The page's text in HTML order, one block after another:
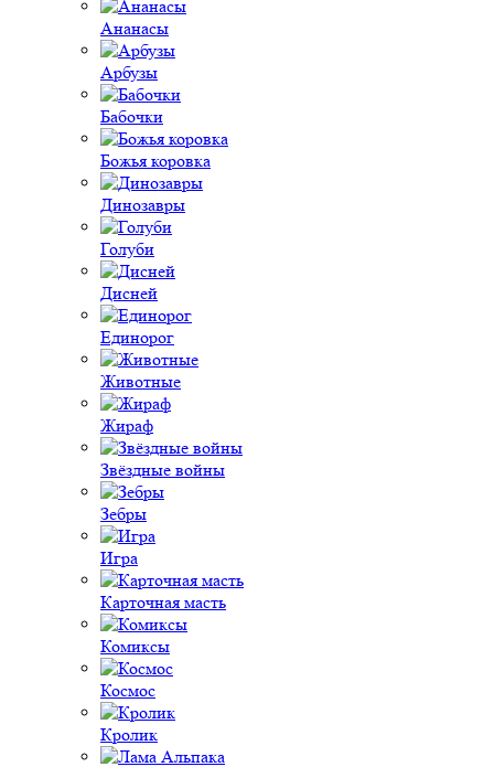
Ананасы
Арбузы
Бабочки
Божья коровка
Динозавры
Голуби
Дисней
Единорог
Животные
Жираф
Звёздные войны
Зебры
Игра
Карточная масть
Комиксы
Космос
Кролик